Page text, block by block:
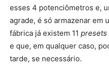
esses 4 potenciômetros e,
agrade, é só armazenar em
fábrica já existem 11 presets
e que, em qualquer caso,
tarde, se necessário.